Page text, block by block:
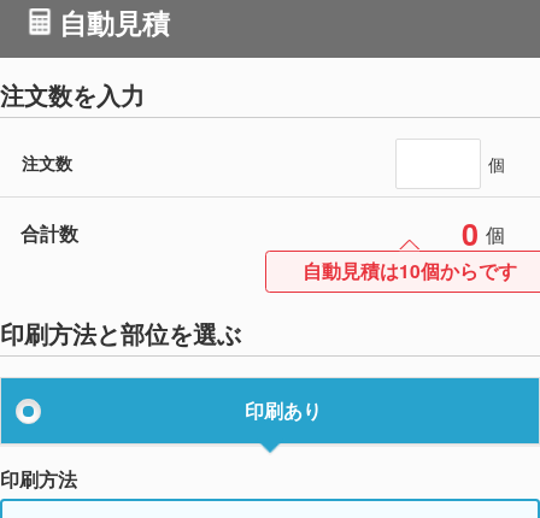
自動見積
注文数を入力
注文数 個
合計数 0 個
自動見積は10個からです
印刷方法と部位を選ぶ
印刷あり
印刷方法